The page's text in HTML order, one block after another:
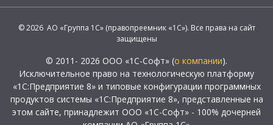
© 2026 АО «Группа 1С» (правопреемник «1С»). Все права на сайт
защищены
© 2011- 2026 ООО «1С-Софт» (о компании).
Исключительное право на технологическую платформу
«1С:Предприятие 8» и типовые конфигурации программных
продуктов системы «1С:Предприятие 8», представленные на
этом сайте, принадлежит ООО «1С-Софт» - 100% дочерней